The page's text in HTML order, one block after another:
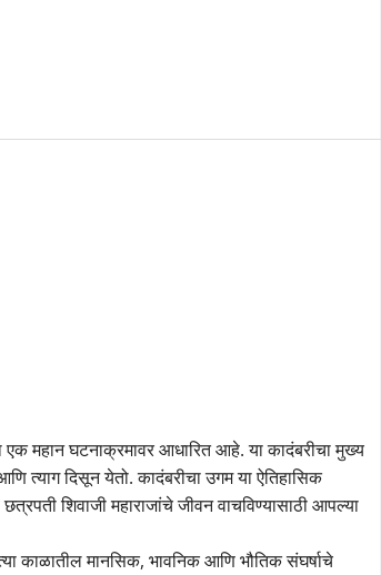
एक महान घटनाक्रमावर आधारित आहे. या कादंबरीचा मुख्य
त्याग दिसून येतो. कादंबरीचा उगम या ऐतिहासिक
शिवाजी महाराजांचे जीवन वाचविण्यासाठी आपल्या
काळातील मानसिक, भावनिक आणि भौतिक संघर्षाचे